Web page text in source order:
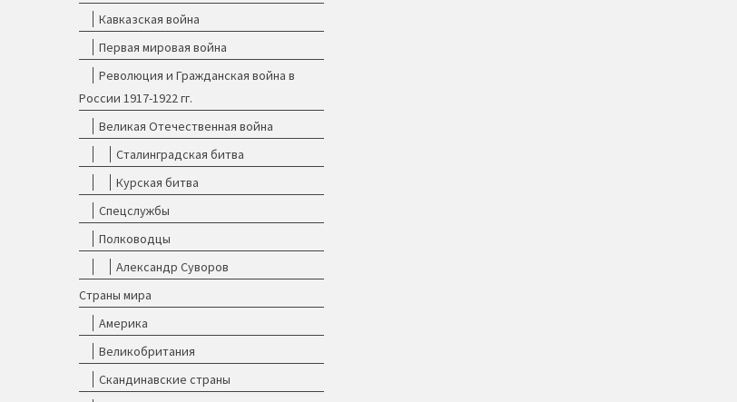
Кавказская война
Первая мировая война
Революция и Гражданская война в
России 1917-1922 гг.
Великая Отечественная война
Сталинградская битва
Курская битва
Спецслужбы
Полководцы
Александр Суворов
Страны мира
Америка
Великобритания
Скандинавские страны